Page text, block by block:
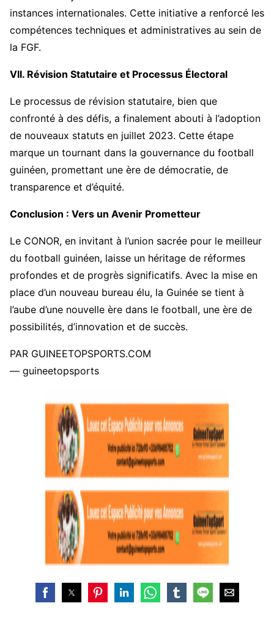
instances internationales. Cette initiative a renforcé les
compétences techniques et administratives au sein de
la FGF.
VII. Révision Statutaire et Processus Électoral
Le processus de révision statutaire, bien que
confronté à des défis, a finalement abouti à l’adoption
de nouveaux statuts en juillet 2023. Cette étape
marque un tournant dans la gouvernance du football
guinéen, promettant une ère de démocratie, de
transparence et d’équité.
Conclusion : Vers un Avenir Prometteur
Le CONOR, en invitant à l’union sacrée pour le meilleur
du football guinéen, laisse un héritage de réformes
profondes et de progrès significatifs. Avec la mise en
place d’un nouveau bureau élu, la Guinée se tient à
l’aube d’une nouvelle ère dans le football, une ère de
possibilités, d’innovation et de succès.
PAR GUINEETOPSPORTS.COM
— guineetopsports